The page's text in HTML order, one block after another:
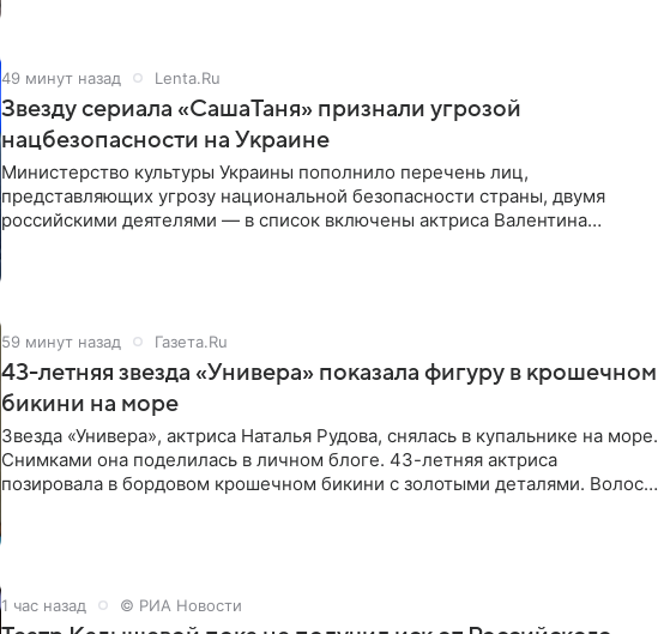
49 минут назад Lenta.Ru
Звезду сериала «СашаТаня» признали угрозой
нацбезопасности на Украине
Министерство культуры Украины пополнило перечень лиц,
представляющих угрозу национальной безопасности страны, двумя
российскими деятелями — в список включены актриса Валентина
59 минут назад Газета.Ru
43-летняя звезда «Универа» показала фигуру в крошечном
бикини на море
Звезда «Универа», актриса Наталья Рудова, снялась в купальнике на море.
Снимками она поделилась в личном блоге. 43-летняя актриса
позировала в бордовом крошечном бикини с золотыми деталями. Волосы
1 час назад © РИА Новости